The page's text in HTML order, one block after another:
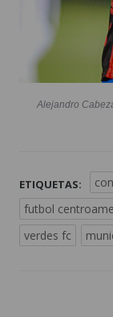
Alejandro
ETIQUETAS:
futbol
verdes fc